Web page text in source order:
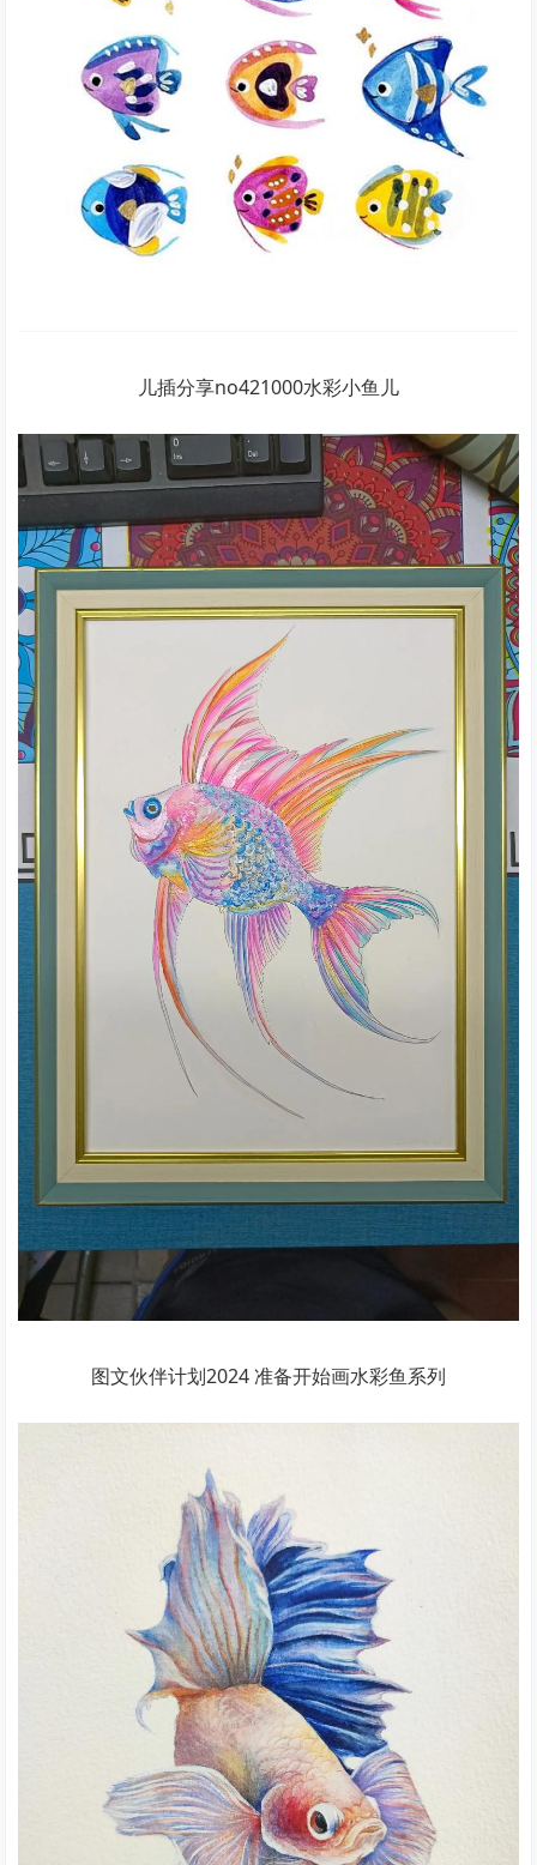
儿插分享no421000水彩小鱼儿
图文伙伴计划2024 准备开始画水彩鱼系列